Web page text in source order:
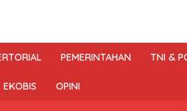
PEMERINTAHAN TNI &
EKOBIS OPINI